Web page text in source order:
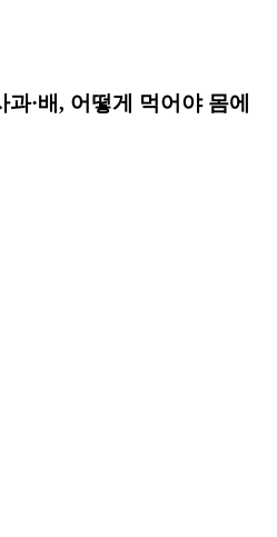
·배, 어떻게 먹어야 몸에